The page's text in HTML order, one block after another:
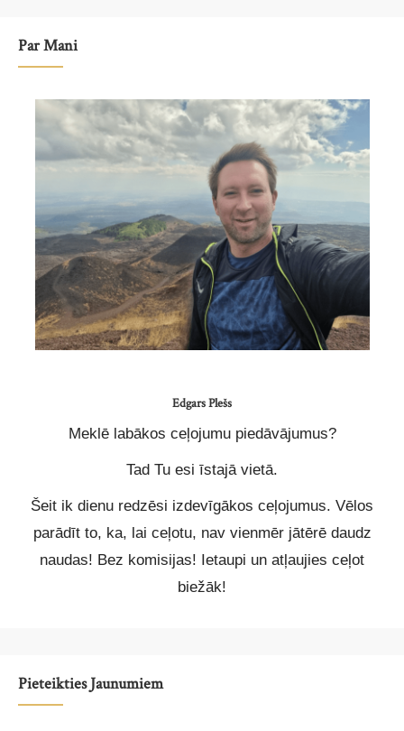
Par Mani
Edgars Plešs
Meklē labākos ceļojumu piedāvājumus?
Tad Tu esi īstajā vietā.
Šeit ik dienu redzēsi izdevīgākos ceļojumus. Vēlos
parādīt to, ka, lai ceļotu, nav vienmēr jātērē daudz
naudas! Bez komisijas! Ietaupi un atļaujies ceļot
biežāk!
Pieteikties Jaunumiem